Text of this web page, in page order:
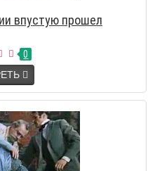
впустую прошел
0